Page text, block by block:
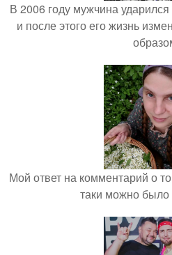
В 2006 году мужчина
и после этого его жизнь
Мой ответ на комментарий о
таки можно было